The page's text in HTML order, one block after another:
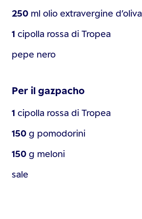
250 ml olio extravergine d’oliva
1 cipolla rossa di Tropea
pepe nero
Per il gazpacho
1 cipolla rossa di Tropea
150 g pomodorini
150 g meloni
sale